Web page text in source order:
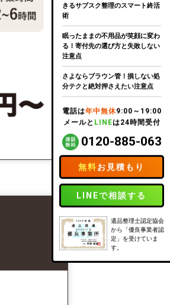
きるサブスク整理のスマート終活
術
眠ったままの不用品が笑顔に変わ
る！寄付先の選び方と失敗しない
注意点
さよならブラウン管！損しない処
分テクと絶対押さえたい注意点
電話は年中無休9:00～19:00
メールと LINEは24時間受付
0120-885-063
無料お見積もり
LINEで相談する
遺品整理士認定協会
から「優良事業者認
定」を受けていま
す。